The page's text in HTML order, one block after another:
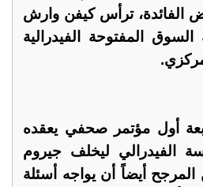
الفائدة، ترأس كيفن وارش
السوق المفتوحة الفيدرالية
أول مؤتمر صحفي يعقده
الفيدرالي ليخلف جيروم
أيضاً أن يواجه أسئلة